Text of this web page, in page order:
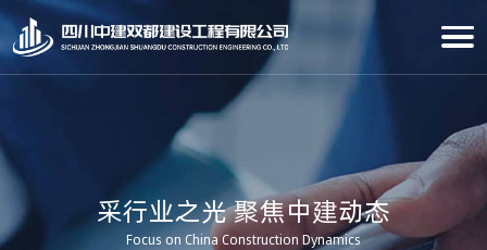
采行业之光 聚焦中建动态
Focus on China Construction Dynamics